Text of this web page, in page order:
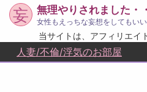
妄 無理やりされました・
女性もえっちな妄想をしてもいい
当サイトは、アフィリエイ
人妻/不倫/浮気のお部屋